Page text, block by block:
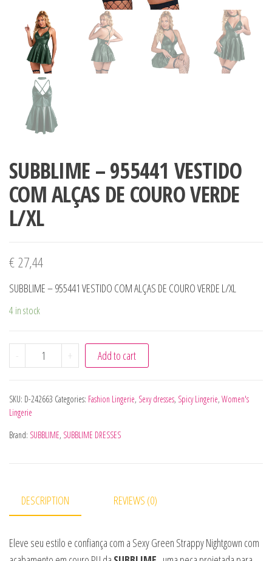
SUBBLIME – 955441 VESTIDO
COM ALÇAS DE COURO VERDE
L/XL
€27,44
SUBBLIME – 955441 VESTIDO COM ALÇAS DE COURO VERDE L/XL
4 in stock
- SUBBLIME - 955441 VESTIDO COM ALÇAS DE COURO
+ Add to cart
SKU: D-242663 Categories: Fashion Lingerie, Sexy dresses, Spicy Lingerie, Women's
Lingerie
Brand: SUBBLIME, SUBBLIME DRESSES
DESCRIPTION REVIEWS (0)
Eleve seu estilo e confiança com a Sexy Green Strappy Nightgown com